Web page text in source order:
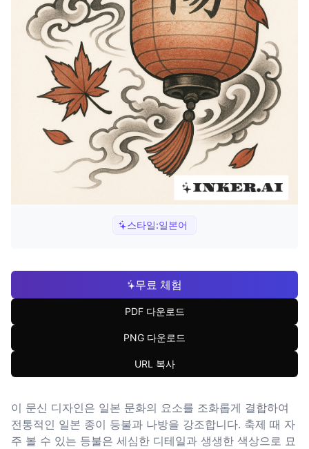
스타일:일본어
무료 체험
PDF 다운로드
PNG 다운로드
URL 복사
이 문신 디자인은 일본 문화의 요소를 조화롭게 결합하여
전통적인 일본 종이 등불과 나방을 강조합니다. 축제 때 자
주 볼 수 있는 등불은 세심한 디테일과 생생한 색상으로 묘